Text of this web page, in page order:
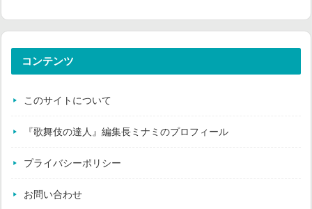
コンテンツ
このサイトについて
『歌舞伎の達人』編集長ミナミのプロフィール
プライバシーポリシー
お問い合わせ